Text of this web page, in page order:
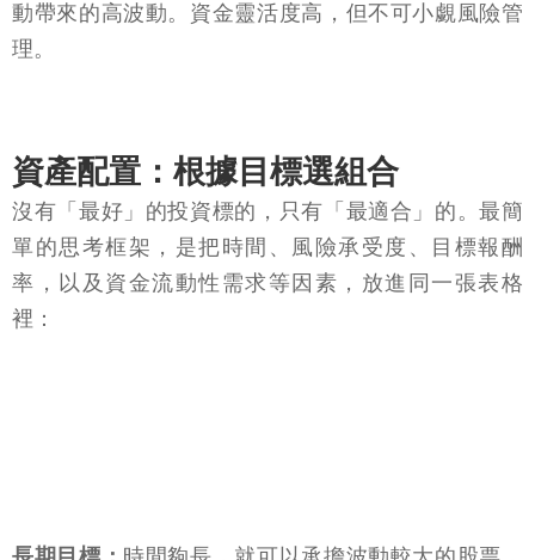
動帶來的高波動。資金靈活度高，但不可小覷風險管
理。
資產配置：根據目標選組合
沒有「最好」的投資標的，只有「最適合」的。最簡
單的思考框架，是把時間、風險承受度、目標報酬
率，以及資金流動性需求等因素，放進同一張表格
裡：